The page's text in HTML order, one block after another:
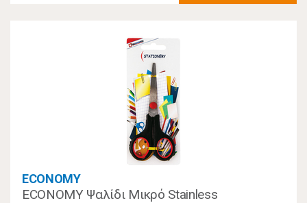
ECONOMY
ECONOMY Ψαλίδι Μικρό Stainless